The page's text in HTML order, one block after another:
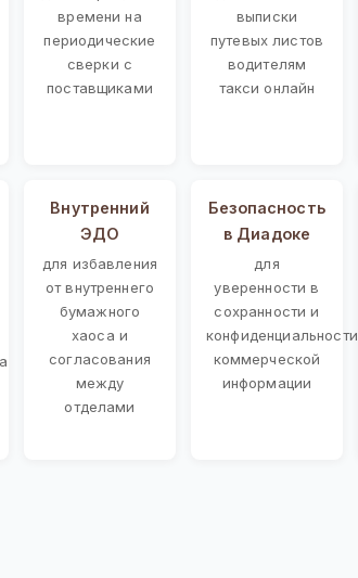
времени на
периодические
сверки с
поставщиками
выписки
путевых листов
водителям
такси онлайн
Внутренний
ЭДО
для избавления
от внутреннего
бумажного
хаоса и
согласования
между
отделами
Безопасность
в Диадоке
для
уверенности в
сохранности и
конфиденциальности
коммерческой
информации